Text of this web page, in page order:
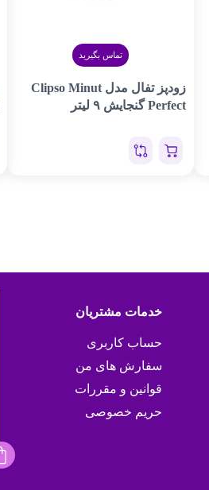
تماس بگیرید
زودپز تفال مدل Clipso Minut
Perfect گنجایش ۹ لیتر
خدمات مشتریان
حساب کاربری
سفارش های من
قوانین و مقررات
حریم خصوصی